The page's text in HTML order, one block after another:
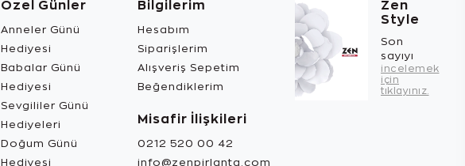
Özel Günler
Anneler Günü
Hediyesi
Babalar Günü
Hediyesi
Sevgililer Günü
Hediyeleri
Doğum Günü
Hediyesi
Bilgilerim
Hesabım
Siparişlerim
Alışveriş Sepetim
Beğendiklerim
Misafir İlişkileri
0212 520 00 42
info@zenpirlanta.com
Zen
Style
Son
sayıyı
incelemek
için
tıklayınız.